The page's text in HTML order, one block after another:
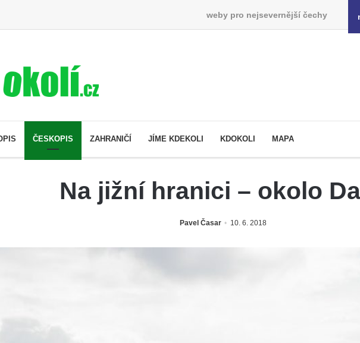
weby pro nejsevernější čechy
ČESKOPIS ZAHRANIČÍ JÍME KDEKOLI KDOKOLI MAPA
Na jižní hranici – okolo
Pavel Časar 10. 6. 2018